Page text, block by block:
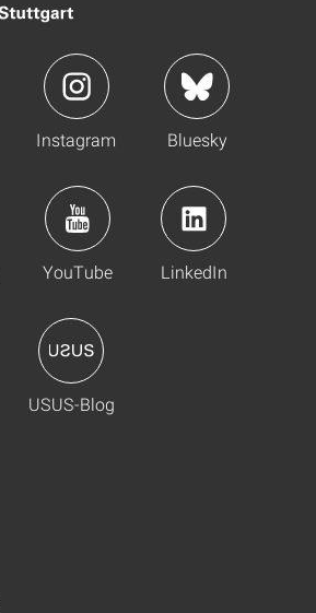
Instagram Bluesky
YouTube LinkedIn
USUS-Blog